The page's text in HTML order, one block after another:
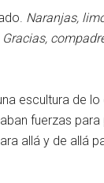
Naranjas,
Gracias,
escultura de lo
fuerzas para
allá y de allá